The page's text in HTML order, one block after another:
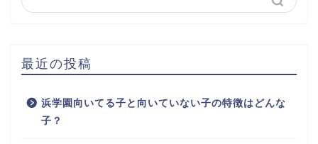
最近の投稿
浜学園向いてる子と向いていない子の特徴はどんな
子？